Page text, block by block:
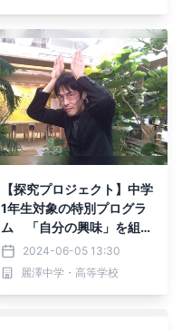
【探究プロジェクト】中学
1年生対象の特別プログラ
ム 「自分の興味」を組み
合わせて作るボードゲー
ム 6月6日（木） トップ
ランナーから学ぶ特別講演
2024-06-05 13:30
麗澤中学・高等学校